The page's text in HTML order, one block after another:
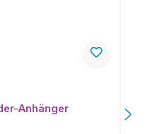
Anhänger